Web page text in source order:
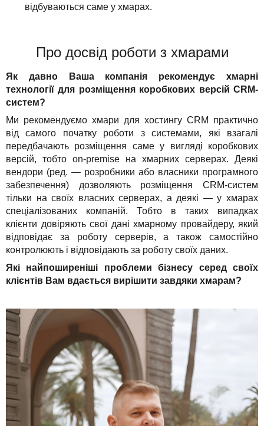
відбуваються саме у хмарах.
Про досвід роботи з хмарами
Як давно Ваша компанія рекомендує хмарні
технології для розміщення коробкових версій CRM-
систем?
Ми рекомендуємо хмари для хостингу CRM практично
від самого початку роботи з системами, які взагалі
передбачають розміщення саме у вигляді коробкових
версій, тобто on-premise на хмарних серверах. Деякі
вендори (ред. — розробники або власники програмного
забезпечення) дозволяють розміщення CRM-систем
тільки на своїх власних серверах, а деякі — у хмарах
спеціалізованих компаній. Тобто в таких випадках
клієнти довіряють свої дані хмарному провайдеру, який
відповідає за роботу серверів, а також самостійно
контролюють і відповідають за роботу своїх даних.
Які найпоширеніші проблеми бізнесу серед своїх
клієнтів Вам вдається вирішити завдяки хмарам?